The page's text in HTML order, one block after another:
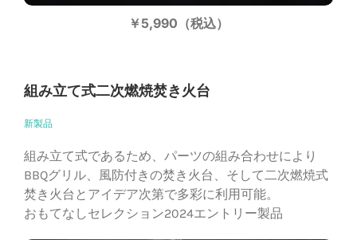
￥5,990（税込）
組み立て式二次燃焼焚き火台
新製品
組み立て式であるため、パーツの組み合わせにより
BBQグリル、風防付きの焚き火台、そして二次燃焼式
焚き火台とアイデア次第で多彩に利用可能。
おもてなしセレクション2024エントリー製品